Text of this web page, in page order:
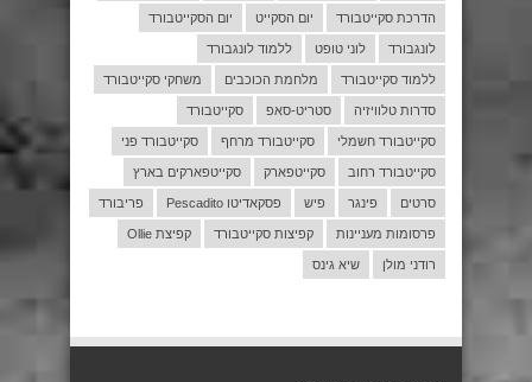
הדרכת סקייטבורד יום הסקייט יום הסקייטבורד
לונגבורד לוני טופט ללמוד לונגבורד
ללמוד סקייטבורד מלחמת הכוכבים משחקי סקייטבורד
סדרות טלוויזיה סטריט-סאפ סקייטבורד
סקייטבורד חשמלי סקייטבורד מרחף סקייטבורד פני
סקייטבורד רחוב סקייטפארק סקייטפארקים בארץ
סרטים פינגר פיש פסקאדיטו Pescadito פריבורד
פרסומות מעניינות קפיצות סקייטבורד קפיצת Ollie
רודני מולן שיא גינס